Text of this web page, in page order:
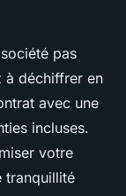
pas
à déchiffrer en
avec une
incluses.
votre
tranquillité